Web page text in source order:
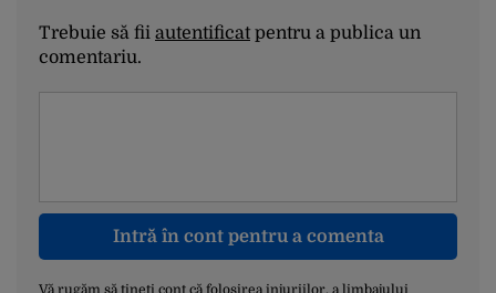
Trebuie să fii autentificatpentru a publica un
comentariu.
Intră în cont pentru a comenta
Vă rugăm să țineți cont că folosirea injuriilor, a limbajului